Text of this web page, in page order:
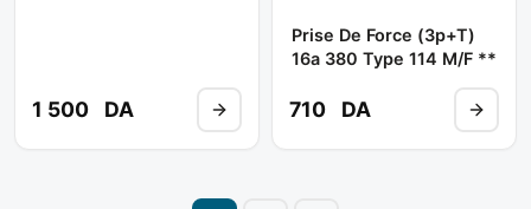
1 500 DA
Prise De Force (3p+t)
16a 380 Type 114 M/f **
710 DA